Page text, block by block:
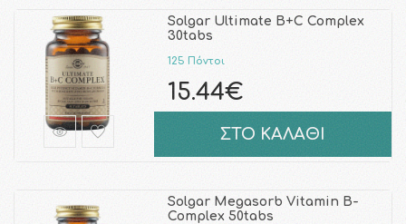
Solgar Ultimate B+C Complex
30tabs
125 Πόντοι
15.44€
ΣΤΟ ΚΑΛΑΘΙ
Solgar Megasorb Vitamin B-
Complex 50tabs